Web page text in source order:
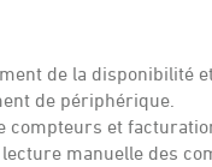
de la disponibilité
de périphérique.
compteurs et
manuelle des